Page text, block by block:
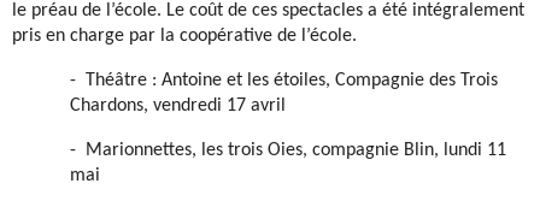
le préau de l’école. Le coût de ces spectacles a été intégralement
pris en charge par la coopérative de l’école.
- Théâtre : Antoine et les étoiles, Compagnie des Trois
Chardons, vendredi 17 avril
- Marionnettes, les trois Oies, compagnie Blin, lundi 11
mai